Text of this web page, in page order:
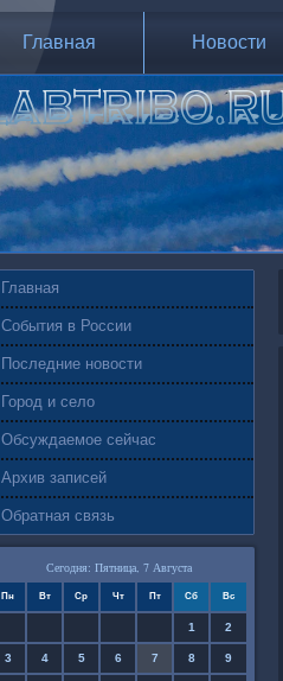
Главная Новости
Главная
События в России
Последние новости
Город и село
Обсуждаемое сейчас
Архив записей
Обратная связь
Сегодня: Пятница, 7 Августа
Пн Вт Ср Чт Пт Сб Вс
1 2
3 4 5 6 7 8 9